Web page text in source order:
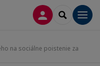
PRIHLÁSENIE
SEARCH
na sociálne poistenie za